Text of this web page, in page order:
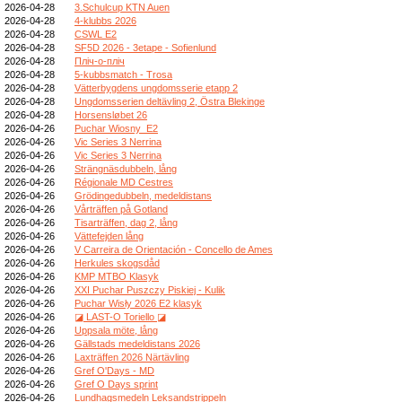
2026-04-28
3.Schulcup KTN Auen
2026-04-28
4-klubbs 2026
2026-04-28
CSWL E2
2026-04-28
SF5D 2026 - 3etape - Sofienlund
2026-04-28
Пліч-о-пліч
2026-04-28
5-kubbsmatch - Trosa
2026-04-28
Vätterbygdens ungdomsserie etapp 2
2026-04-28
Ungdomsserien deltävling 2, Östra Blekinge
2026-04-28
Horsensløbet 26
2026-04-26
Puchar Wiosny_E2
2026-04-26
Vic Series 3 Nerrina
2026-04-26
Vic Series 3 Nerrina
2026-04-26
Strängnäsdubbeln, lång
2026-04-26
Régionale MD Cestres
2026-04-26
Grödingedubbeln, medeldistans
2026-04-26
Vårträffen på Gotland
2026-04-26
Tisarträffen, dag 2, lång
2026-04-26
Vättefejden lång
2026-04-26
V Carreira de Orientación - Concello de Ames
2026-04-26
Herkules skogsdåd
2026-04-26
KMP MTBO Klasyk
2026-04-26
XXI Puchar Puszczy Piskiej - Kulik
2026-04-26
Puchar Wisły 2026 E2 klasyk
2026-04-26
◪ LAST-O Toriello ◪
2026-04-26
Uppsala möte, lång
2026-04-26
Gällstads medeldistans 2026
2026-04-26
Laxträffen 2026 Närtävling
2026-04-26
Gref O'Days - MD
2026-04-26
Gref O Days sprint
2026-04-26
Lundhagsmedeln Leksandstrippeln